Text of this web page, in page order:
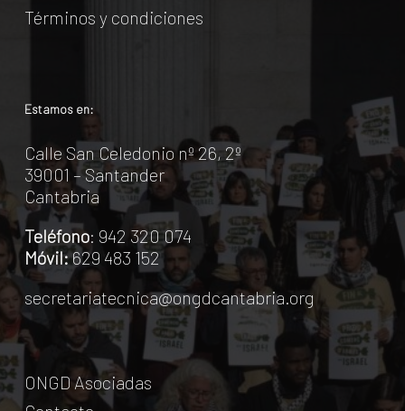
Términos y condiciones
Estamos en:
Calle San Celedonio nº 26, 2º
39001 – Santander
Cantabria
Teléfono: 942 320 074
Móvil:629 483 152
secretariatecnica@ongdcantabria.org
ONGD Asociadas